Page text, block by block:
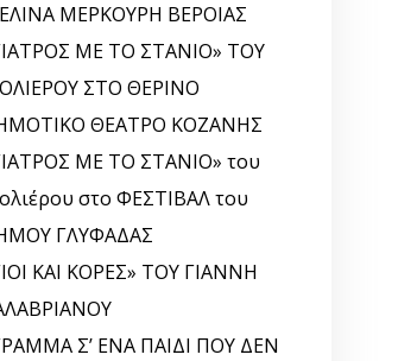
ΜΕΡΚΟΥΡΗ ΒΕΡΟΙΑΣ
ΜΕ ΤΟ ΣΤΑΝΙΟ» ΤΟΥ
ΣΤΟ ΘΕΡΙΝΟ
ΘΕΑΤΡΟ ΚΟΖΑΝΗΣ
ΜΕ ΤΟ ΣΤΑΝΙΟ» του
στο ΦΕΣΤΙΒΑΛ του
ΓΛΥΦΑΔΑΣ
ΚΑΙ ΚΟΡΕΣ» ΤΟΥ ΓΙΑΝΝΗ
Σ’ ΕΝΑ ΠΑΙΔΙ ΠΟΥ ΔΕΝ